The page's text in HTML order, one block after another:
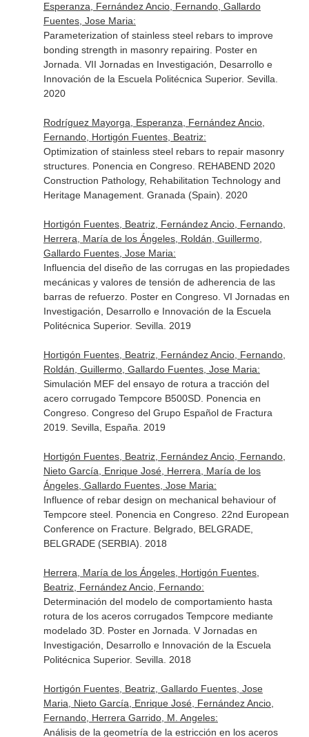
Esperanza, Fernández Ancio, Fernando, Gallardo
Fuentes, Jose Maria:
Parameterization of stainless steel rebars to improve
bonding strength in masonry repairing. Poster en
Jornada. VII Jornadas en Investigación, Desarrollo e
Innovación de la Escuela Politécnica Superior. Sevilla.
2020
Rodríguez Mayorga, Esperanza, Fernández Ancio,
Fernando, Hortigón Fuentes, Beatriz:
Optimization of stainless steel rebars to repair masonry
structures. Ponencia en Congreso. REHABEND 2020
Construction Pathology, Rehabilitation Technology and
Heritage Management. Granada (Spain). 2020
Hortigón Fuentes, Beatriz, Fernández Ancio, Fernando,
Herrera, María de los Ángeles, Roldán, Guillermo,
Gallardo Fuentes, Jose Maria:
Influencia del diseño de las corrugas en las propiedades
mecánicas y valores de tensión de adherencia de las
barras de refuerzo. Poster en Congreso. VI Jornadas en
Investigación, Desarrollo e Innovación de la Escuela
Politécnica Superior. Sevilla. 2019
Hortigón Fuentes, Beatriz, Fernández Ancio, Fernando,
Roldán, Guillermo, Gallardo Fuentes, Jose Maria:
Simulación MEF del ensayo de rotura a tracción del
acero corrugado Tempcore B500SD. Ponencia en
Congreso. Congreso del Grupo Español de Fractura
2019. Sevilla, España. 2019
Hortigón Fuentes, Beatriz, Fernández Ancio, Fernando,
Nieto García, Enrique José, Herrera, María de los
Ángeles, Gallardo Fuentes, Jose Maria:
Influence of rebar design on mechanical behaviour of
Tempcore steel. Ponencia en Congreso. 22nd European
Conference on Fracture. Belgrado, BELGRADE,
BELGRADE (SERBIA). 2018
Herrera, María de los Ángeles, Hortigón Fuentes,
Beatriz, Fernández Ancio, Fernando:
Determinación del modelo de comportamiento hasta
rotura de los aceros corrugados Tempcore mediante
modelado 3D. Poster en Jornada. V Jornadas en
Investigación, Desarrollo e Innovación de la Escuela
Politécnica Superior. Sevilla. 2018
Hortigón Fuentes, Beatriz, Gallardo Fuentes, Jose
Maria, Nieto García, Enrique José, Fernández Ancio,
Fernando, Herrera Garrido, M. Angeles:
Análisis de la geometría de la estricción en los aceros